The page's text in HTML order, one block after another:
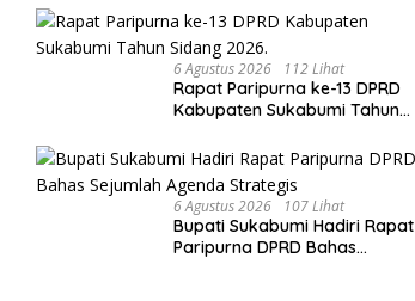
2026.
6 Agustus 2026 112 Lihat
Rapat Paripurna ke-13 DPRD
Kabupaten Sukabumi Tahun
6 Agustus 2026 107 Lihat
Bupati Sukabumi Hadiri Rapat
Paripurna DPRD Bahas